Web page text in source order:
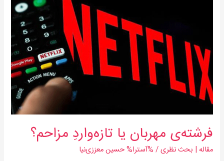
فرشته‌ی مهربان یا تازه‌واردِ مزاحم؟
مقاله | بحث‌ نظری/ %آسترا%حسین معززی‌نیا